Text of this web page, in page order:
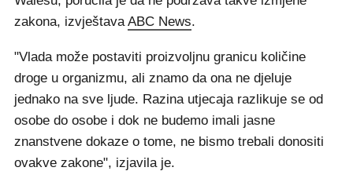
zakona, izvještavaABC News.
"Vlada može postaviti proizvoljnu granicu količine
droge u organizmu, ali znamo da ona ne djeluje
jednako na sve ljude. Razina utjecaja razlikuje se od
osobe do osobe i dok ne budemo imali jasne
znanstvene dokaze o tome, ne bismo trebali donositi
ovakve zakone", izjavila je.